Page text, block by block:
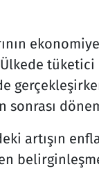
tüketici
sonrası
artışın